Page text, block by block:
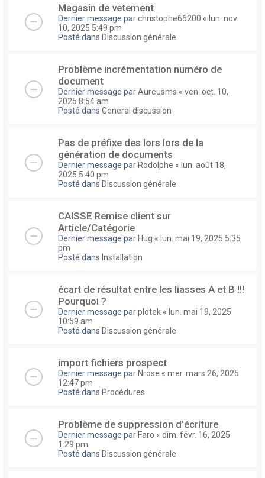
Magasin de vetement
Dernier message parchristophe66200 « lun. nov.
10, 2025 5:49 pm
Posté dans Discussion générale
Problème incrémentation numéro de
document
Dernier message parAureusms « ven. oct. 10,
2025 8:54 am
Posté dans General discussion
Pas de préfixe des lors lors de la
génération de documents
Dernier message par Rodolphe « lun. août 18,
2025 5:40 pm
Posté dans Discussion générale
CAISSE Remise client sur
Article/Catégorie
Dernier message par Hug « lun. mai 19, 2025 5:35
pm
Posté dans Installation
écart de résultat entre les liasses A et B !!!
Pourquoi ?
Dernier message parplotek « lun. mai 19, 2025
10:59 am
Posté dans Discussion générale
import fichiers prospect
Dernier message par Nrose « mer. mars 26, 2025
12:47 pm
Posté dans Procédures
Problème de suppression d'écriture
Dernier message par Faro « dim. févr. 16, 2025
1:29 pm
Posté dans Discussion générale